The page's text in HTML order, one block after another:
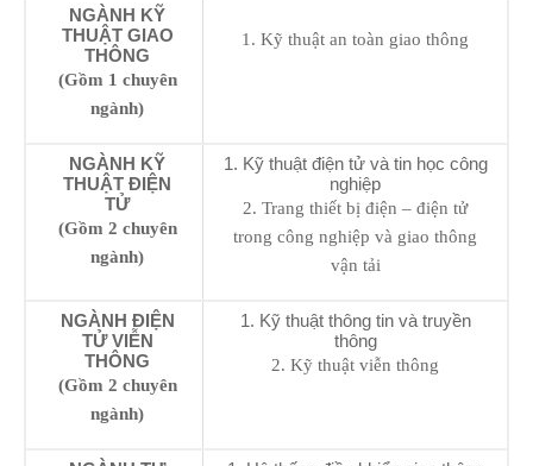
NGÀNH KỸ
THUẬT GIAO
THÔNG
(Gồm 1 chuyên
ngành)
1. Kỹ thuật an toàn giao thông
NGÀNH KỸ
THUẬT ĐIỆN
TỬ
(Gồm 2 chuyên
ngành)
1. Kỹ thuật điện tử và tin học công
nghiệp
2. Trang thiết bị điện – điện tử
trong công nghiệp và giao thông
vận tải
NGÀNH ĐIỆN
TỬ VIỄN
THÔNG
(Gồm 2 chuyên
ngành)
1. Kỹ thuật thông tin và truyền
thông
2. Kỹ thuật viễn thông